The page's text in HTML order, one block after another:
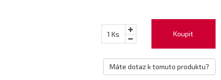
Koupit
1 Ks
Máte dotaz k tomuto produktu?